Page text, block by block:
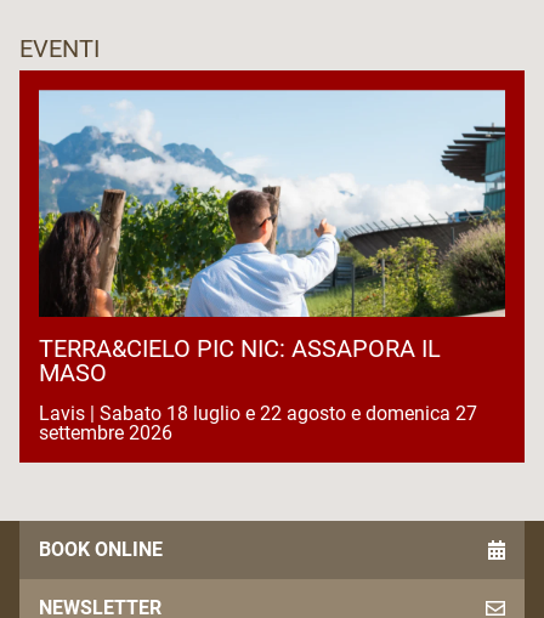
EVENTI
TERRA&CIELO PIC NIC: ASSAPORA IL
MASO
Lavis | Sabato 18 luglio e 22 agosto e domenica 27
settembre 2026
BOOK ONLINE
NEWSLETTER